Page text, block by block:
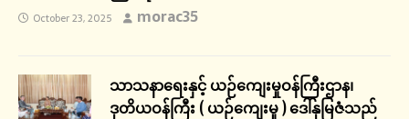
October 23, 2025 morac35
သာသနာရေးနှင့် ယဉ်ကျေးမှုဝန်ကြီးဌာန၊
ဒုတိယဝန်ကြီး ( ယဉ်ကျေးမှု ) ဒေါ်နုမြဇံသည်